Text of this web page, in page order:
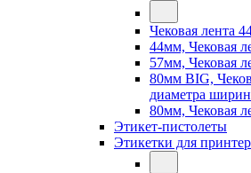
Чековая лента
44мм, Чековая
57мм, Чековая
80мм BIG,
диаметра
80мм, Чековая
Этикет-пистолеты
Этикетки для